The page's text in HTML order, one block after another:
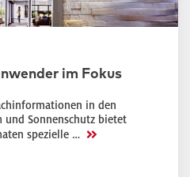
im Fokus
in den
und Sonnenschutz bietet
spezielle … >>